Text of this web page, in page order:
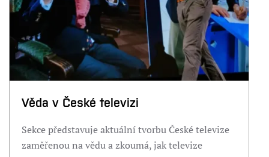
Věda v České televizi
Sekce představuje aktuální tvorbu České televize
zaměřenou na vědu a zkoumá, jak televize